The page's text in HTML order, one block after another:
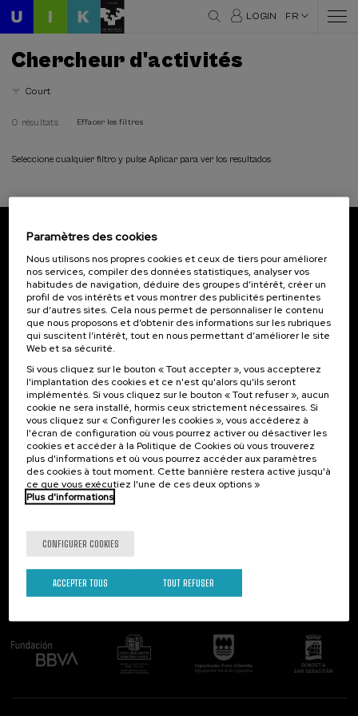
LOGIN FR
Chercheur d'activités
Court
0 résultats Effacer les filtres
Seleccione cualquier filtro y pulse Aplicar para ver los resultados
Inscrivez-vous pour être le premier à recevoir les
actualités de l'UIK.
S'abonner
Contact
Palacio Miramar
Paseo de Miraconcha, 48
20007 Donostia / San Sebastián
Gipuzkoa, Spain
Contactez-nous!
Intéressant...
Activités précédentes
Suivez-nous
Paramètres des cookies
Nous utilisons nos propres cookies et ceux de tiers pour améliorer
nos services, compiler des données statistiques, analyser vos
habitudes de navigation, déduire des groupes d’intérêt, créer un
profil de vos intérêts et vous montrer des publicités pertinentes
sur d’autres sites. Cela nous permet de personnaliser le contenu
que nous proposons et d’obtenir des informations sur les rubriques
qui suscitent l’intérêt, tout en nous permettant d’améliorer le site
Web et sa sécurité.
Si vous cliquez sur le bouton « Tout accepter », vous accepterez
l'implantation des cookies et ce n'est qu'alors qu'ils seront
implémentés. Si vous cliquez sur le bouton « Tout refuser », aucun
cookie ne sera installé, hormis ceux strictement nécessaires. Si
vous cliquez sur « Configurer les cookies », vous accéderez à
l'écran de configuration où vous pourrez activer ou désactiver les
cookies et accéder à la Politique de Cookies où vous trouverez
plus d'informations et où vous pourrez accéder aux paramètres
des cookies à tout moment. Cette bannière restera active jusqu'à
ce que vous exécutiez l'une de ces deux options »
Plus d'informations
CONFIGURER COOKIES
TOUT REFUSER
ACCEPTER TOUS